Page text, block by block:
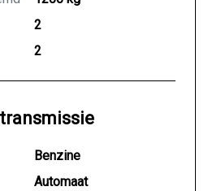
2
2
Benzine
Automaat